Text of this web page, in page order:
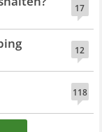
17
12
118